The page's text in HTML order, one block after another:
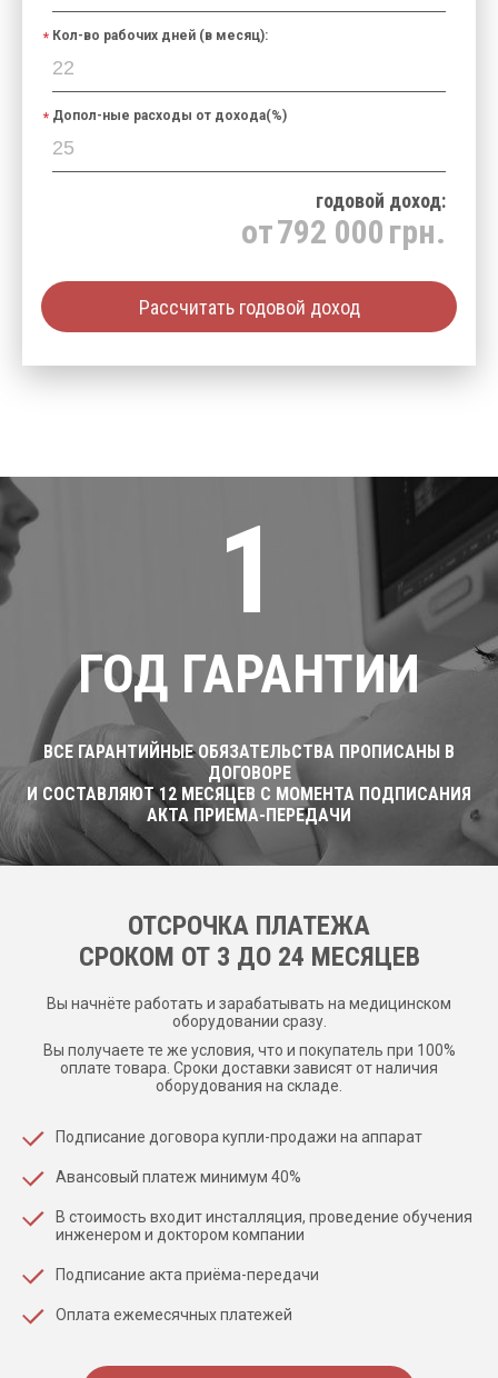
Кол-во рабочих дней (в месяц):
Допол-ные расходы от дохода(%)
годовой доход:
от792 000 грн.
Рассчитать годовой доход
1
ГОД ГАРАНТИИ
ВСЕ ГАРАНТИЙНЫЕ ОБЯЗАТЕЛЬСТВА ПРОПИСАНЫ В
ДОГОВОРЕ
И СОСТАВЛЯЮТ 12 МЕСЯЦЕВ С МОМЕНТА ПОДПИСАНИЯ
АКТА ПРИЕМА-ПЕРЕДАЧИ
ОТСРОЧКА ПЛАТЕЖА
CРОКОМ ОТ 3 ДО 24 МЕСЯЦЕВ
Вы начнёте работать и зарабатывать на медицинском
оборудовании сразу.
Вы получаете те же условия, что и покупатель при 100%
оплате товара. Сроки доставки зависят от наличия
оборудования на складе.
Подписание договора купли-продажи на аппарат
Авансовый платеж минимум 40%
В стоимость входит инсталляция, проведение обучения
инженером и доктором компании
Подписание акта приёма-передачи
Оплата ежемесячных платежей